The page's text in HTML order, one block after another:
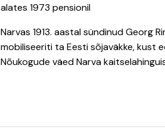
alates 1973 pensionil
Narvas 1913. aastal sündinud Georg
mobiliseeriti ta Eesti sõjaväkke, kust
Nõukogude väed Narva